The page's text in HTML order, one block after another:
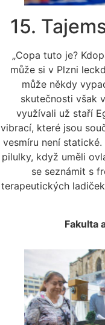
15.
„Copa tuto je?
může si v Plzni
může někdy
skutečnosti však
využívali už staří
vibrací, které jsou
vesmíru není
pilulky, když uměli
se seznámit s
terapeutických
Fakulta